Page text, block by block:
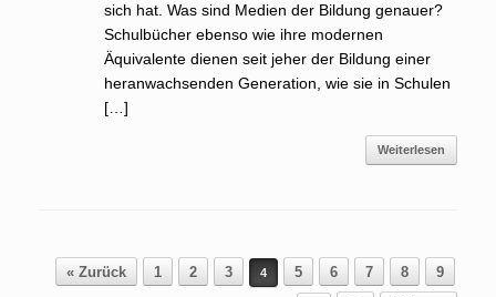
sich hat. Was sind Medien der Bildung genauer?
Schulbücher ebenso wie ihre modernen
Äquivalente dienen seit jeher der Bildung einer
heranwachsenden Generation, wie sie in Schulen
[…]
Weiterlesen
Beitragsnavigation
« Zurück 1 2 3 4 5 6 7 8 9